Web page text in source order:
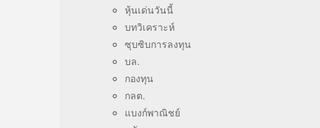
หุ้นเด่นวันนี้
บทวิเคราะห์
ซุบซิบการลงทุน
บล.
กองทุน
กลต.
แบงก์พาณิชย์